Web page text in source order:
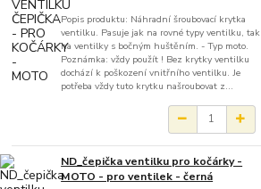
Popis produktu: Náhradní šroubovací krytka
ventilku. Pasuje jak na rovné typy ventilku, tak
na ventilky s bočným huštěním. - Typ moto.
Poznámka: vždy použít ! Bez krytky ventilku
dochází k poškození vnitřního ventilku. Je
potřeba vždy tuto krytku našroubovat z...
ND_čepička ventilku pro kočárky -
MOTO - pro ventilek - černá